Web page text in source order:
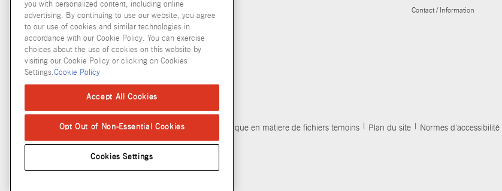
Contact / Information
© McCormick & Company, Inc. 2026
Politique de confidentialité Modalités d’utilisation Politique en matiere de fichiers temoins Plan du site Normes d'accessibilité
you with personalized content, including online
advertising. By continuing to use our website, you agree
to our use of cookies and similar technologies in
accordance with our Cookie Policy. You can exercise
choices about the use of cookies on this website by
visiting our Cookie Policy or clicking on Cookies
Settings.Cookie Policy
Accept All Cookies
Opt Out of Non-Essential Cookies
Cookies Settings